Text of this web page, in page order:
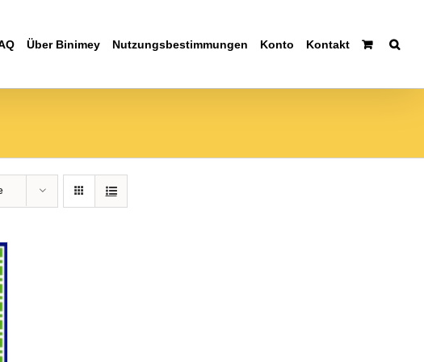
Über Binimey Nutzungsbestimmungen Konto Kontakt